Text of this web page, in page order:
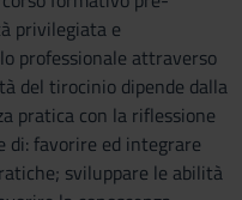
privilegiata e
professionale attraverso
del tirocinio dipende dalla
pratica con la riflessione
di: favorire ed integrare
sviluppare le abilità